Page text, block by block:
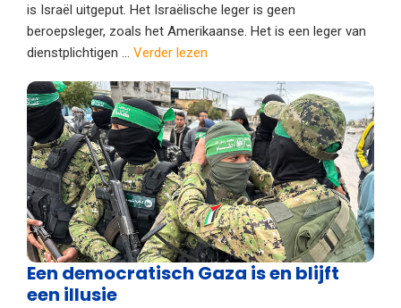
is Israël uitgeput. Het Israëlische leger is geen
beroepsleger, zoals het Amerikaanse. Het is een leger van
dienstplichtigen ... Verder lezen
Een democratisch Gaza is en blijft
een illusie